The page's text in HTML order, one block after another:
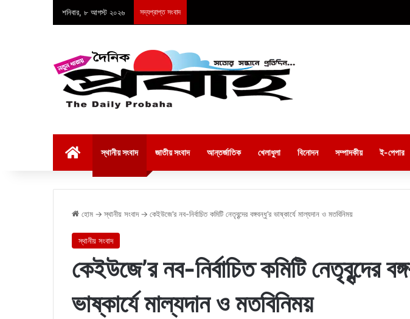
শনিবার, ৮ আগস্ট ২০২৬ সদ্যপ্রাপ্ত সংবাদ
স্থানীয় সংবাদ জাতীয় সংবাদ আন্তর্জাতিক খেলাধুলা বিনোদন সম্পাদকীয় ই-পেপার
হোম → স্থানীয় সংবাদ → কেইউজে’র নব-নির্বাচিত কমিটি নেতৃবৃন্দের বঙ্গবন্ধু’র ভাষ্কার্যে মাল্যদান ও মতবিনিময়
স্থানীয় সংবাদ
কেইউজে’র নব-নির্বাচিত কমিটি নেতৃবৃন্দের
ভাষ্কার্যে মাল্যদান ও মতবিনিময়